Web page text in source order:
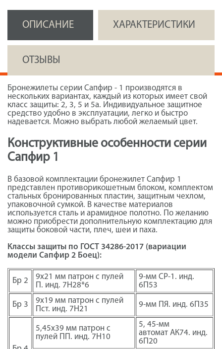
ОПИСАНИЕ ХАРАКТЕРИСТИКИ
ОТЗЫВЫ
Бронежилеты серии Сапфир - 1 производятся в
нескольких вариантах, каждый из которых имеет свой
класс защиты: 2, 3, 5 и 5а. Индивидуальное защитное
средство удобно в эксплуатации, легко и быстро
надевается. Можно выбрать любой желаемый цвет.
Конструктивные особенности серии
Сапфир 1
В базовой комплектации бронежилет Сапфир 1
представлен противорикошетным блоком, комплектом
стальных бронированных пластин, защитным чехлом,
упаковочной сумкой. В качестве материалов
используется сталь и арамидное полотно. По желанию
можно приобрести дополнительную комплектацию для
защиты боковой части, плеч, шеи и паха.
Классы защиты по ГОСТ 34286-2017 (вариации
модели Сапфир 2 Боец):
Бр 2
9х21 мм патрон с пулей
П. инд. 7Н28*6
9-мм СР-1. инд.
6П53
Бр 3
9х19 мм патрон с пулей
Пст. инд. 7Н21
9-мм ПЯ. инд. 6П35
5,45х39 мм патрон с
пулей ПП. инд. 7Н10
5, 45-мм
автомат АК74. инд.
6П20